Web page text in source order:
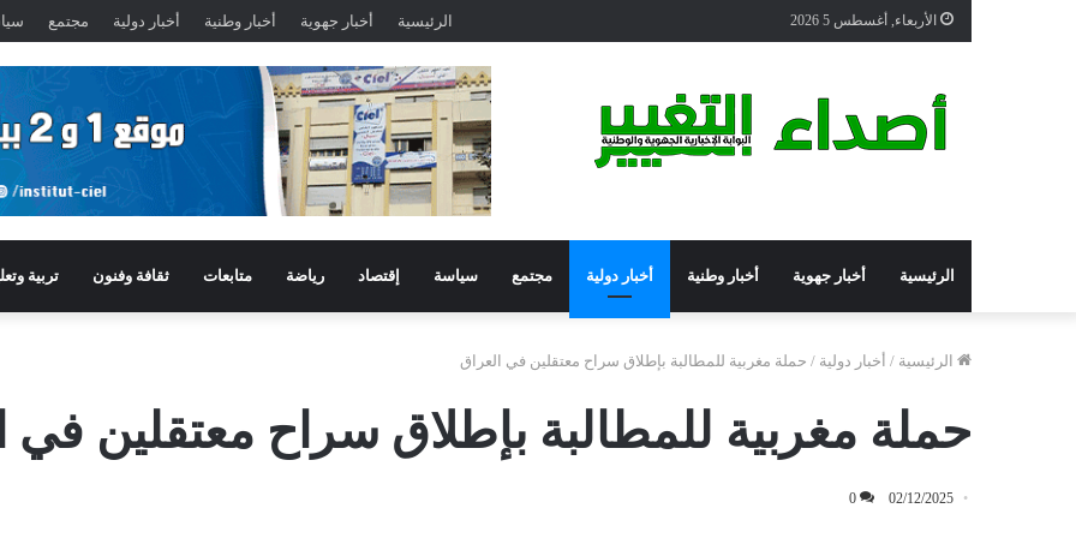
الأربعاء, أغسطس 5 2026 الرئيسية أخبار جهوية أخبار وطنية أخبار دولية مجتمع
الرئيسية أخبار جهوية أخبار وطنية أخبار دولية مجتمع سياسة إقتصاد رياضة متابعات ثقافة وفنون تربية
الرئيسية / أخبار دولية / حملة مغربية للمطالبة بإطلاق سراح معتقلين في العراق
حملة مغربية للمطالبة بإطلاق سراح معتقلين في
02/12/2025
0